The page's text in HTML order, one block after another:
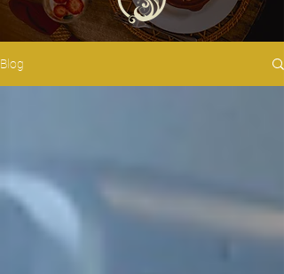
Blog